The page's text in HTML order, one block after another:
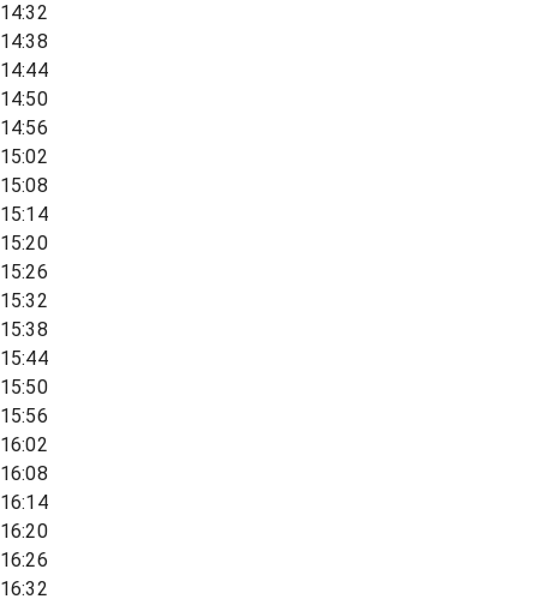
14:32
14:38
14:44
14:50
14:56
15:02
15:08
15:14
15:20
15:26
15:32
15:38
15:44
15:50
15:56
16:02
16:08
16:14
16:20
16:26
16:32